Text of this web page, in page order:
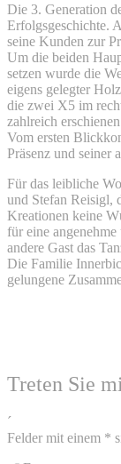
Die 3. Generation
Erfolgsgeschichte.
seine Kunden zur
Um die beiden
setzen wurde die
eigens gelegter
die zwei X5 im
zahlreich
Vom ersten
Präsenz und seiner
Für das leibliche
und Stefan Reisigl,
Kreationen keine
für eine
andere Gast das
Die Familie
gelungene
Treten Sie
´
Felder mit einem *